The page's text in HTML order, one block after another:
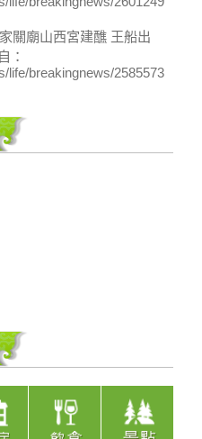
關廟山西宮建醮 王船出
：
life/breakingnews/2585573